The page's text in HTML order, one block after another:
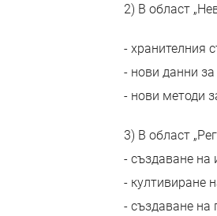
2) В област
- хранителния
- нови данни
- нови методи
3) В област
- създаване на
- култивиране
- създаване на